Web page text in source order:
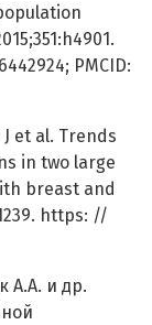
PMCID:
et al. Trends
in two large
breast and
https: //
А.А. и др.